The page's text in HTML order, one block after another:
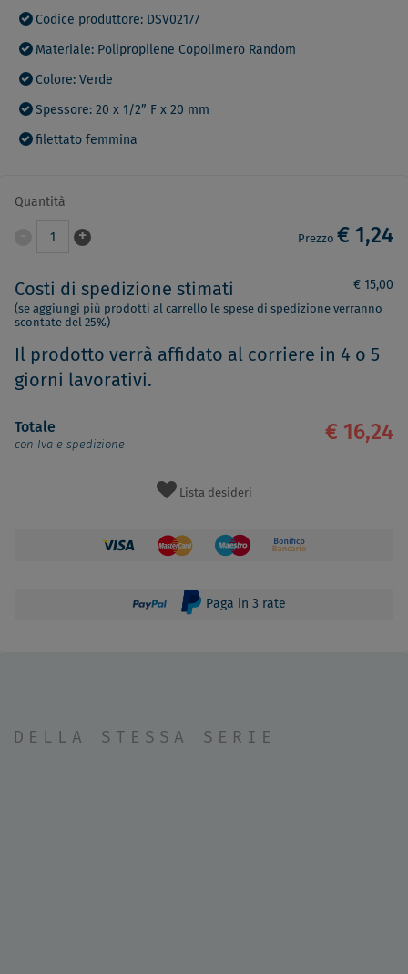
Codice produttore: DSV02177
Materiale: Polipropilene Copolimero Random
Colore: Verde
Spessore: 20 x 1/2” F x 20 mm
filettato femmina
Quantità
1 + Prezzo € 1,24
Costi di spedizione stimati € 15,00
(se aggiungi più prodotti al carrello le spese di spedizione verranno
scontate del 25%)
Il prodotto verrà affidato al corriere in 4 o 5
giorni lavorativi.
Totale
con Iva e spedizione
€ 16,24
Lista desideri
Paga in 3 rate
DELLA STESSA SERIE